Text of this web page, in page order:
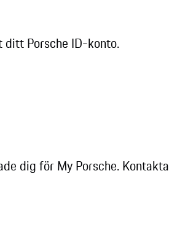
Porsche ID-konto.
dig för My Porsche. Kontakta